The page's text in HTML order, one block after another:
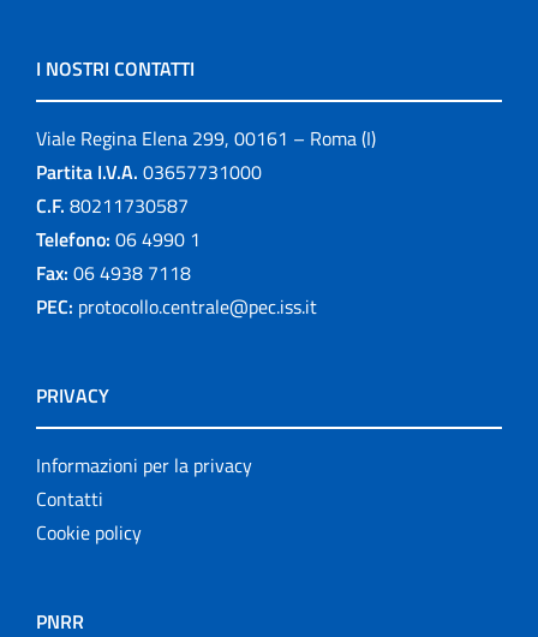
I NOSTRI CONTATTI
Viale Regina Elena 299, 00161 – Roma (I)
Partita I.V.A. 03657731000
C.F. 80211730587
Telefono: 06 4990 1
Fax: 06 4938 7118
PEC: protocollo.centrale@pec.iss.it
PRIVACY
Informazioni per la privacy
Contatti
Cookie policy
PNRR